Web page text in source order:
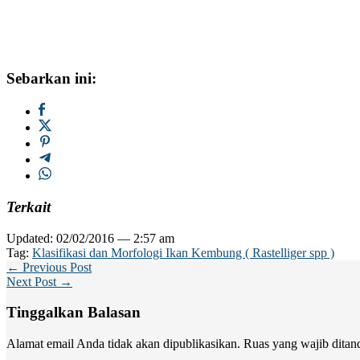
Sebarkan ini:
Terkait
Updated: 02/02/2016 — 2:57 am
Tag: Klasifikasi dan Morfologi Ikan Kembung ( Rastelliger spp )
← Previous Post
Next Post →
Tinggalkan Balasan
Alamat email Anda tidak akan dipublikasikan. Ruas yang wajib